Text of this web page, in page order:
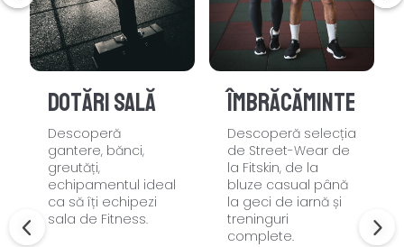
Dotări sală
Descoperă
gantere, bănci,
greutăți,
echipamentul ideal
ca să îți echipezi
sala de Fitness.
Îmbrăcăminte
Descoperă selecția
de Street-Wear de
la Fitskin, de la
bluze casual până
la geci de iarnă și
treninguri
complete.